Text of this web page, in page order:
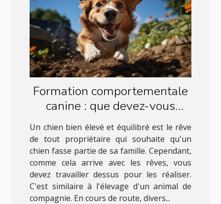
Formation comportementale
canine : que devez-vous
savoir à ce sujet ?
Un chien bien élevé et équilibré est le rêve
de tout propriétaire qui souhaite qu'un
chien fasse partie de sa famille. Cependant,
comme cela arrive avec les rêves, vous
devez travailler dessus pour les réaliser.
C'est similaire à l'élevage d'un animal de
compagnie. En cours de route, divers...